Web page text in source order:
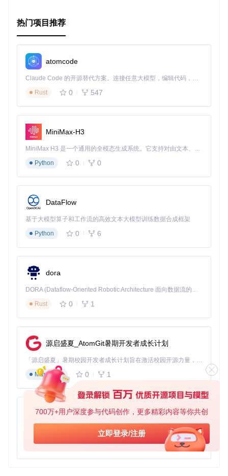
700万+用户深度参与代码创作，更多精彩内容等你共创
立即登录/注册
甚至仅获取使用Open mHealth模式的类型：
时间区处理
Granola会使用 HKMetadataKeyTimeZone键指定的时间区来
序列化时间戳。如果没有提供时间区信息，它将使用应用的默
列化时不同，可能会导致时间戳出现偏差。
联系我们与贡献
有任何问题？请
n mHealth (@openmhealth)。
支，提交更改，然后发起pull request。
许可证
Granola遵循Apache 2许可，详情见
Brent Hargrave (@brenthargrave)
Chris Schaefbauer (chris.schaefbauer@openmhealth.or
g)
Emerson Farrugia (emerson@openmhealth.org)
Granola是你走向健康数据管理和分析的理想伴侣，准备好了
吗？现在就开始用它释放你的数据潜力吧！
热门项目推荐
atomcode
Claude Code 的开源替代方案。连接任意大模型，编辑代码，运行命令，自动验证 — 全自动执行。用 Rust 构建，极致性能。 ｜ An open-source alternative to Claude Code. Connect any LLM, edit code, run commands, and verify changes — autonomously. Built in Rust for speed. Get Started
Rust
0 547
MiniMax-H3
MiniMax H3 是一个通用的全模态生成系统。它支持对由文本、图像、视频和音频组成的多模态上下文进行统一理解，并能生成分辨率高达 2K、时长可达 15 秒的带原生立体声音频的视频。得益于面向任务泛化的系统设计，H3 在预训练阶段就已具备广泛的多模态上下文理解与生成能力，能够出色地执行复杂的多模态指令。
Python
0 0
DataFlow
基于大模型算子和工作流的高效文本大模型训练数据合成框架
Python
0 6
dora
DORA (Dataflow-Oriented Robotic Architecture 面向数据流的机器人架构) 是为 AI 与具身智能机器人打造的高性能开发框架，以数据流范式重构开发逻辑，原生支持分布式部署与端边云协同 —— 无需复杂适配，即可实现一体端到端具身大小脑、VLA等模型部署，无缝衔接感知、推理、控制全链路，让 AI 能力与机器人动作深度融合。 依托 Rust 内核与零拷贝通信技术，它将具身大小脑、VLA等模型推理、多模态数据融合延迟压缩至微秒级，同时兼容 ROS2 生态与国产 AI 芯片，彻底降低具身智能机器人的开发门槛，让分布式部署下的 AI 赋能创新更高效、更灵活。
Rust
0 1
源启盛夏_AtomGit暑期开发者成长计划
「源启盛夏」暑期校园开发者成长计划旨在激活校园开源力量，通过积分激励、认证扶持、资源倾斜等形式，引导高校组织和开发者完成「入驻 — 建项目 — 做贡献 — 获认证 — 得资源」的完整闭环。无论你是想带领社团入驻平台的组织者，还是希望用代码贡献证明自己的开发者，都能在这里找到属于你的成长路径。
Markdown
0 1
py-xiaozhi
基于Python的Xiaozhi AI，适用于想要完整Xiaozhi体验而无需拥有专用硬件的用户。
Python
0 1